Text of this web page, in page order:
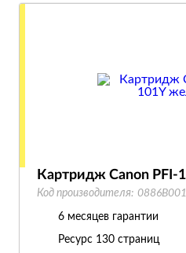
Картридж Canon PFI-
Код производителя: 0886B001
6 месяцев гарантии
Ресурс 130 страниц